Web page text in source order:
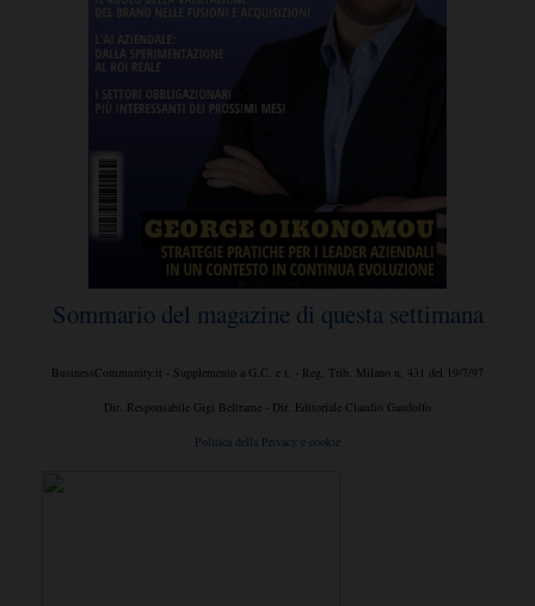
Sommario del magazine di questa settimana
BusinessCommunity.it - Supplemento a G.C. e t. - Reg. Trib. Milano n. 431 del 19/7/97
Dir. Responsabile Gigi Beltrame - Dir. Editoriale Claudio Gandolfo
Politica della Privacy e cookie